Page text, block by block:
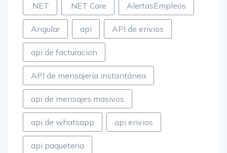
.NET .NET Core AlertasEmpleos
Angular api API de envios
api de facturacion
API de mensajería instantánea
api de mensajes masivos
api de whatsapp api envios
api paqueteria